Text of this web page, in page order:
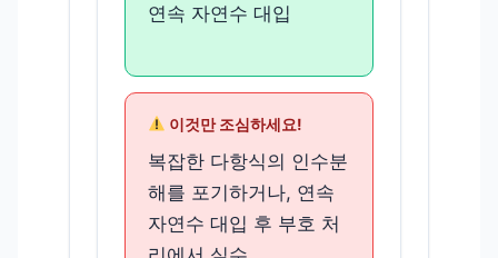
연속 자연수 대입
이것만 조심하세요!
복잡한 다항식의 인수분
해를 포기하거나, 연속
자연수 대입 후 부호 처